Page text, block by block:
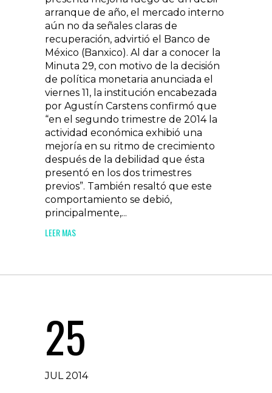
arranque de año, el mercado interno
aún no da señales claras de
recuperación, advirtió el Banco de
México (Banxico). Al dar a conocer la
Minuta 29, con motivo de la decisión
de política monetaria anunciada el
viernes 11, la institución encabezada
por Agustín Carstens confirmó que
“en el segundo trimestre de 2014 la
actividad económica exhibió una
mejoría en su ritmo de crecimiento
después de la debilidad que ésta
presentó en los dos trimestres
previos”. También resaltó que este
comportamiento se debió,
principalmente,...
LEER MAS
25
JUL 2014